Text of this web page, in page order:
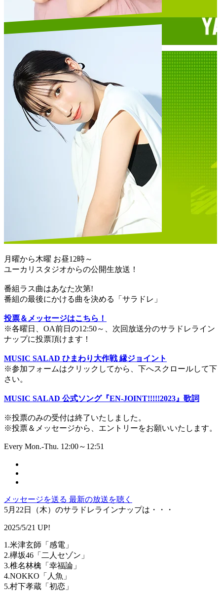
月曜から木曜 お昼12時～
ユーカリスタジオからの公開生放送！
番組ラス曲はあなた次第!
番組の最後にかける曲を決める「サラドレ」
投票＆メッセージはこちら！
※各曜日、OA前日の12:50～、次回放送分のサラドレライン
ナップに投票頂けます！
MUSIC SALAD ひまわり大作戦 縁ジョイント
※参加フォームはクリックしてから、下へスクロールして下
さい。
MUSIC SALAD 公式ソング『EN-JOINT!!!!!2023』歌詞
※投票のみの受付は終了いたしました。
※投票＆メッセージから、エントリーをお願いいたします。
Every Mon.-Thu. 12:00～12:51
メッセージを送る 最新の放送を聴く
5月22日（木）のサラドレラインナップは・・・
2025/5/21 UP!
1.米津玄師「感電」
2.欅坂46「二人セゾン」
3.椎名林檎「幸福論」
4.NOKKO「人魚」
5.村下孝蔵「初恋」